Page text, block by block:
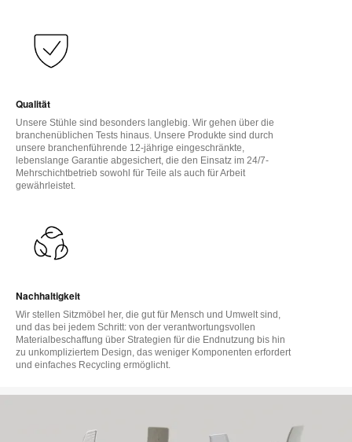
Qualität
Unsere Stühle sind besonders langlebig. Wir gehen über die
branchenüblichen Tests hinaus. Unsere Produkte sind durch
unsere branchenführende 12-jährige eingeschränkte,
lebenslange Garantie abgesichert, die den Einsatz im 24/7-
Mehrschichtbetrieb sowohl für Teile als auch für Arbeit
gewährleistet.
Nachhaltigkeit
Wir stellen Sitzmöbel her, die gut für Mensch und Umwelt sind,
und das bei jedem Schritt: von der verantwortungsvollen
Materialbeschaffung über Strategien für die Endnutzung bis hin
zu unkompliziertem Design, das weniger Komponenten erfordert
und einfaches Recycling ermöglicht.